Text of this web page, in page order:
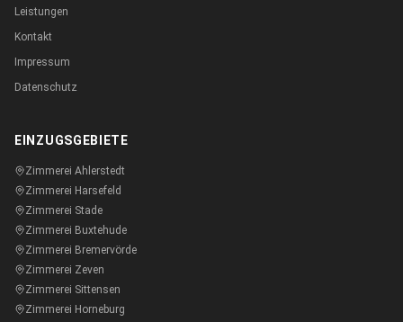
Leistungen
Kontakt
Impressum
Datenschutz
EINZUGSGEBIETE
Zimmerei Ahlerstedt
Zimmerei Harsefeld
Zimmerei Stade
Zimmerei Buxtehude
Zimmerei Bremervörde
Zimmerei Zeven
Zimmerei Sittensen
Zimmerei Horneburg